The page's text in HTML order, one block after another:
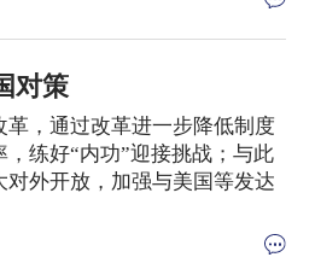
对策
革，通过改革进一步降低制度
练好“内功”迎接挑战；与此
对外开放，加强与美国等发达